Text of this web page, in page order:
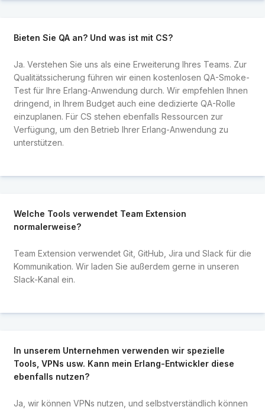
Bieten Sie QA an? Und was ist mit CS?
Ja. Verstehen Sie uns als eine Erweiterung Ihres Teams. Zur
Qualitätssicherung führen wir einen kostenlosen QA-Smoke-
Test für Ihre Erlang-Anwendung durch. Wir empfehlen Ihnen
dringend, in Ihrem Budget auch eine dedizierte QA-Rolle
einzuplanen. Für CS stehen ebenfalls Ressourcen zur
Verfügung, um den Betrieb Ihrer Erlang-Anwendung zu
unterstützen.
Welche Tools verwendet Team Extension
normalerweise?
Team Extension verwendet Git, GitHub, Jira und Slack für die
Kommunikation. Wir laden Sie außerdem gerne in unseren
Slack-Kanal ein.
In unserem Unternehmen verwenden wir spezielle
Tools, VPNs usw. Kann mein Erlang-Entwickler diese
ebenfalls nutzen?
Ja, wir können VPNs nutzen, und selbstverständlich können